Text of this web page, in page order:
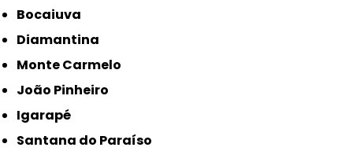
Bocaiuva
Diamantina
Monte Carmelo
João Pinheiro
Igarapé
Santana do Paraíso